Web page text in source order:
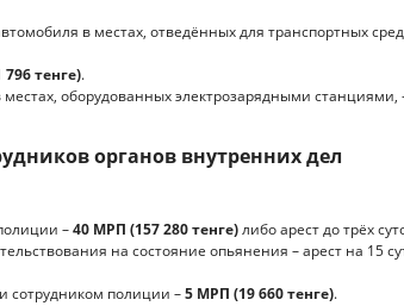
в местах, отведённых для транспортных
тенге).
оборудованных электрозарядными станциями,
органов внутренних дел
–40 МРП (157 280 тенге)либо арест до трёх
на состояние опьянения – арест на 15
сотрудником полиции –5 МРП (19 660 тенге).